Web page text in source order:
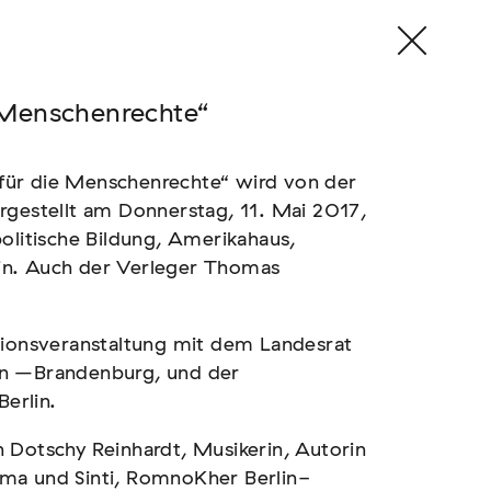
die Menschenrechte“ wird von der
am Donnerstag, 11. Mai 2017,
Bildung, Amerikahaus,
Auch der Verleger Thomas
mit dem Landesrat
–Brandenburg, und der
Reinhardt, Musikerin, Autorin
und Sinti, RomnoKher Berlin-